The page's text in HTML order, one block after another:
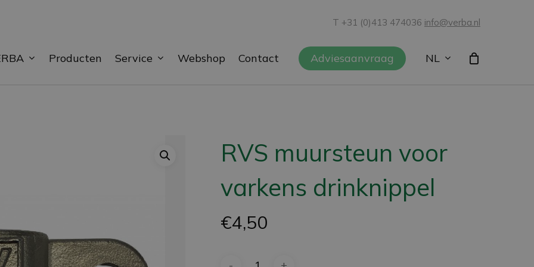
T +31 (0)413 474036 info@verba.nl
Producten Service Webshop Contact Adviesaanvraag NL
RVS muursteun voor
varkens drinknippel
€4,50